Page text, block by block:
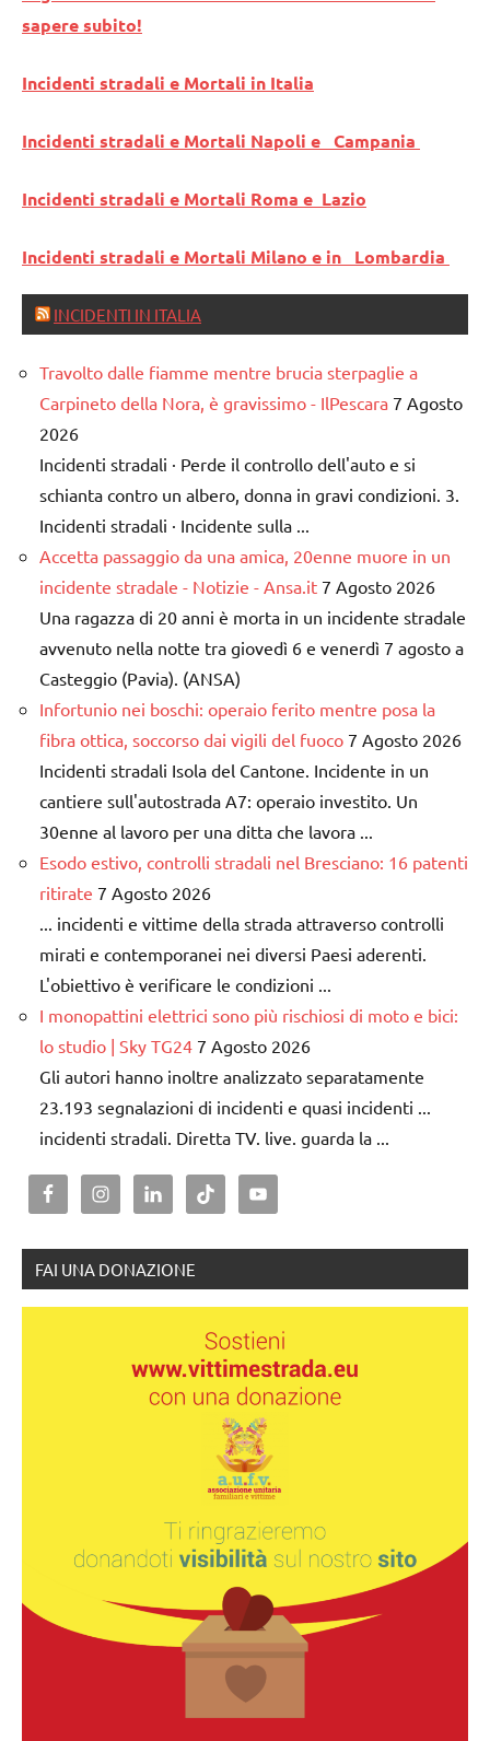
sapere subito!
Incidenti stradali e Mortali in Italia
Incidenti stradali e Mortali Napoli e Campania
Incidenti stradali e Mortali Roma e Lazio
Incidenti stradali e Mortali Milano e in Lombardia
INCIDENTI IN ITALIA
Travolto dalle fiamme mentre brucia sterpaglie a
Carpineto della Nora, è gravissimo - IlPescara 7 Agosto
2026
Incidenti stradali · Perde il controllo dell'auto e si
schianta contro un albero, donna in gravi condizioni. 3.
Incidenti stradali · Incidente sulla ...
Accetta passaggio da una amica, 20enne muore in un
incidente stradale - Notizie - Ansa.it 7 Agosto 2026
Una ragazza di 20 anni è morta in un incidente stradale
avvenuto nella notte tra giovedì 6 e venerdì 7 agosto a
Casteggio (Pavia). (ANSA)
Infortunio nei boschi: operaio ferito mentre posa la
fibra ottica, soccorso dai vigili del fuoco 7 Agosto 2026
Incidenti stradali Isola del Cantone. Incidente in un
cantiere sull'autostrada A7: operaio investito. Un
30enne al lavoro per una ditta che lavora ...
Esodo estivo, controlli stradali nel Bresciano: 16 patenti
ritirate 7 Agosto 2026
... incidenti e vittime della strada attraverso controlli
mirati e contemporanei nei diversi Paesi aderenti.
L'obiettivo è verificare le condizioni ...
I monopattini elettrici sono più rischiosi di moto e bici:
lo studio | Sky TG24 7 Agosto 2026
Gli autori hanno inoltre analizzato separatamente
23.193 segnalazioni di incidenti e quasi incidenti ...
incidenti stradali. Diretta TV. live. guarda la ...
FAI UNA DONAZIONE